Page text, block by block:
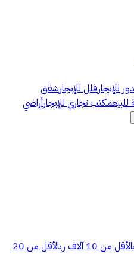
للإيجارفلل للإيجارشقق
للبيعمكتب تجاري للإيجارأراضي
أقل من 10 آلاف ريال
أقل من 20